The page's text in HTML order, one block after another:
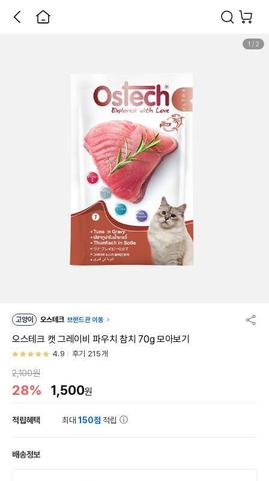
1 / 2
고양이 오스테크 브랜드관 이동
오스테크 캣 그레이비 파우치 참치 70g 모아보기
4.9 후기 215개
2,100원
28% 1,500원
적립혜택 최대150점 적립
배송정보